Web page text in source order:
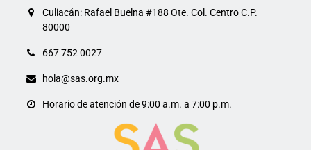
Culiacán: Rafael Buelna #188 Ote. Col. Centro C.P.
80000
667 752 0027
hola@sas.org.mx
Horario de atención de 9:00 a.m. a 7:00 p.m.